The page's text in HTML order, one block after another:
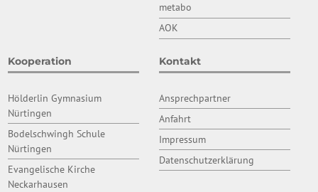
metabo
AOK
Kooperation
Hölderlin Gymnasium
Nürtingen
Bodelschwingh Schule
Nürtingen
Evangelische Kirche
Neckarhausen
Kontakt
Ansprechpartner
Anfahrt
Impressum
Datenschutzerklärung